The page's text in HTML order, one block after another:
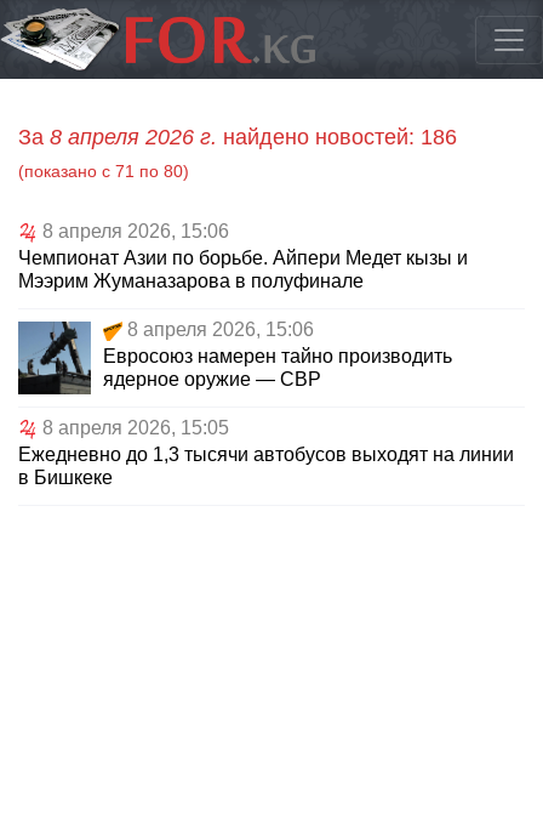
За 8 апреля 2026 г. найдено новостей: 186
(показано с 71 по 80)
8 апреля 2026, 15:06
Чемпионат Азии по борьбе. Айпери Медет кызы и
Мээрим Жуманазарова в полуфинале
8 апреля 2026, 15:06
Евросоюз намерен тайно производить
ядерное оружие — СВР
8 апреля 2026, 15:05
Ежедневно до 1,3 тысячи автобусов выходят на линии
в Бишкеке